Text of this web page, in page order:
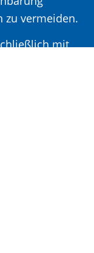
zu vermeiden.
mit